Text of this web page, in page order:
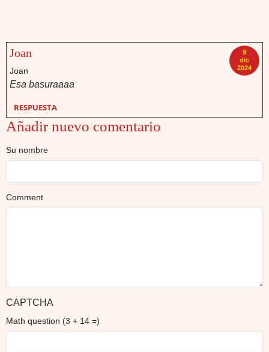
9
dic
2024
Joan
Joan
Esa basuraaaa
RESPUESTA
Añadir nuevo comentario
Su nombre
Comment
CAPTCHA
Math question (3 + 14 =)